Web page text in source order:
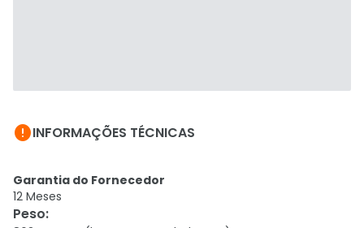
INFORMAÇÕES TÉCNICAS
Garantia do Fornecedor
12 Meses
Peso: